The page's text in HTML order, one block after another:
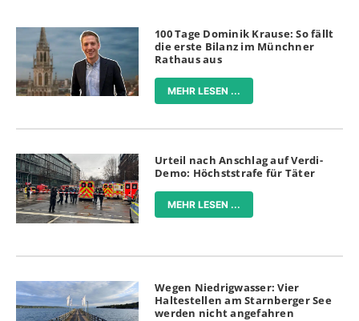
100 Tage Dominik Krause: So fällt
die erste Bilanz im Münchner
Rathaus aus
MEHR LESEN ...
Urteil nach Anschlag auf Verdi-
Demo: Höchststrafe für Täter
MEHR LESEN ...
Wegen Niedrigwasser: Vier
Haltestellen am Starnberger See
werden nicht angefahren